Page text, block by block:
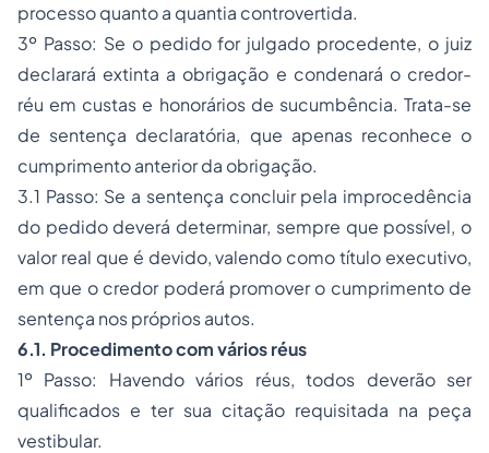
processo quanto a quantia controvertida.
3º Passo: Se o pedido for julgado procedente, o juiz
declarará extinta a obrigação e condenará o credor-
réu em custas e honorários de sucumbência. Trata-se
de sentença declaratória, que apenas reconhece o
cumprimento anterior da obrigação.
3.1 Passo: Se a sentença concluir pela improcedência
do pedido deverá determinar, sempre que possível, o
valor real que é devido, valendo como título executivo,
em que o credor poderá promover o cumprimento de
sentença nos próprios autos.
6.1. Procedimento com vários réus
1º Passo: Havendo vários réus, todos deverão ser
qualificados e ter sua citação requisitada na peça
vestibular.